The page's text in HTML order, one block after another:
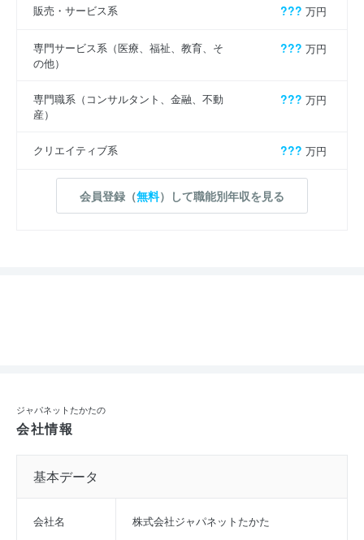
販売・サービス系 ??? 万円
専門サービス系（医療、福祉、教育、そ
の他）
??? 万円
専門職系（コンサルタント、金融、不動
産）
??? 万円
クリエイティブ系 ??? 万円
会員登録（無料）して職能別年収を見る
ジャパネットたかたの
会社情報
基本データ
会社名 株式会社ジャパネットたかた